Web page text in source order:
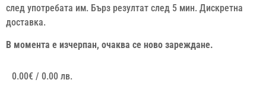
след употребата им. Бърз резултат след 5 мин. Дискретна
доставка.
В момента е изчерпан, очаква се ново зареждане.
0.00€ / 0.00 лв.